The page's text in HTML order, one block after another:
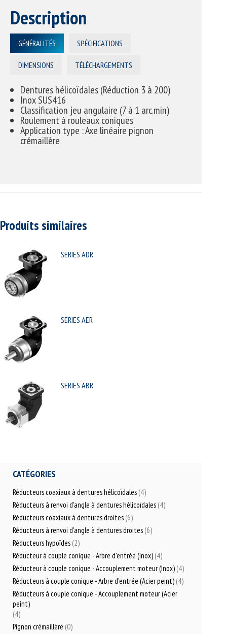
Description
GÉNÉRALITÉS SPÉCIFICATIONS
DIMENSIONS TÉLÉCHARGEMENTS
Dentures hélicoïdales (Réduction 3 à 200)
Inox SUS416
Classification jeu angulaire (7 à 1 arc.min)
Roulement à rouleaux coniques
Application type : Axe linéaire pignon
crémaillère
Produits similaires
SERIES ADR
SERIES AER
SERIES ABR
CATÉGORIES
Réducteurs coaxiaux à dentures hélicoïdales (4)
Réducteurs à renvoi d'angle à dentures hélicoïdales (4)
Réducteurs coaxiaux à dentures droites (6)
Réducteurs à renvoi d'angle à dentures droites (6)
Réducteurs hypoïdes (2)
Réducteur à couple conique - Arbre d'entrée (Inox) (4)
Réducteur à couple conique - Accouplement moteur (Inox) (4)
Réducteurs à couple conique - Arbre d'entrée (Acier peint) (4)
Réducteurs à couple conique - Accouplement moteur (Acier
peint)
(4)
Pignon crémaillère (0)